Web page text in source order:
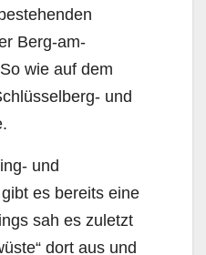
Berg-am-
wie auf dem
und
und
es bereits eine
sah es zuletzt
dort aus und